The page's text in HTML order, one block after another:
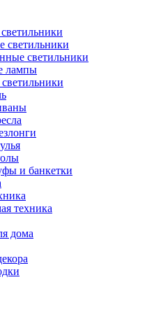
светильники
светильники
лампы
и банкетки
техника
дома